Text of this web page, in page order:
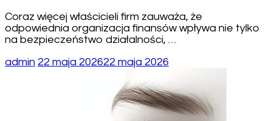
Coraz więcej właścicieli firm zauważa, że
odpowiednia organizacja finansów wpływa nie tylko
na bezpieczeństwo działalności, …
admin 22 maja 202622 maja 2026